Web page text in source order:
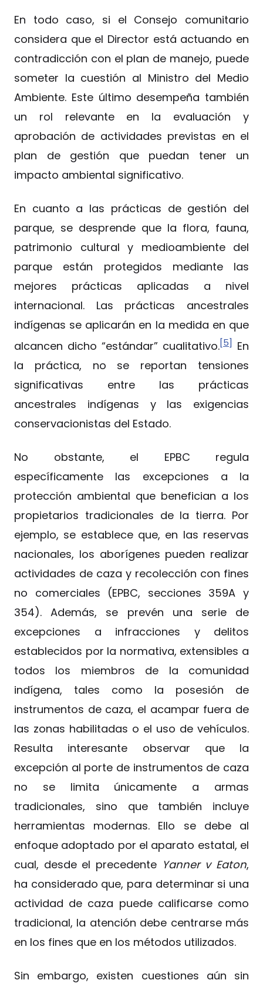
En todo caso, si el Consejo comunitario
considera que el Director está actuando en
contradicción con el plan de manejo, puede
someter la cuestión al Ministro del Medio
Ambiente. Este último desempeña también
un rol relevante en la evaluación y
aprobación de actividades previstas en el
plan de gestión que puedan tener un
impacto ambiental significativo.
En cuanto a las prácticas de gestión del
parque, se desprende que la flora, fauna,
patrimonio cultural y medioambiente del
parque están protegidos mediante las
mejores prácticas aplicadas a nivel
internacional. Las prácticas ancestrales
indígenas se aplicarán en la medida en que
alcancen dicho “estándar” cualitativo.[5] En
la práctica, no se reportan tensiones
significativas entre las prácticas
ancestrales indígenas y las exigencias
conservacionistas del Estado.
No obstante, el EPBC regula
específicamente las excepciones a la
protección ambiental que benefician a los
propietarios tradicionales de la tierra. Por
ejemplo, se establece que, en las reservas
nacionales, los aborígenes pueden realizar
actividades de caza y recolección con fines
no comerciales (EPBC, secciones 359A y
354). Además, se prevén una serie de
excepciones a infracciones y delitos
establecidos por la normativa, extensibles a
todos los miembros de la comunidad
indígena, tales como la posesión de
instrumentos de caza, el acampar fuera de
las zonas habilitadas o el uso de vehículos.
Resulta interesante observar que la
excepción al porte de instrumentos de caza
no se limita únicamente a armas
tradicionales, sino que también incluye
herramientas modernas. Ello se debe al
enfoque adoptado por el aparato estatal, el
cual, desde el precedente Yanner v Eaton,
ha considerado que, para determinar si una
actividad de caza puede calificarse como
tradicional, la atención debe centrarse más
en los fines que en los métodos utilizados.
Sin embargo, existen cuestiones aún sin